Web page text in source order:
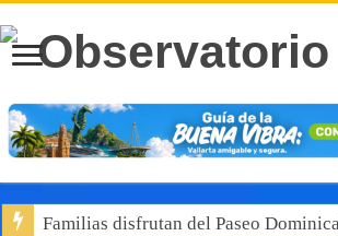
Familias disfrutan del Paseo